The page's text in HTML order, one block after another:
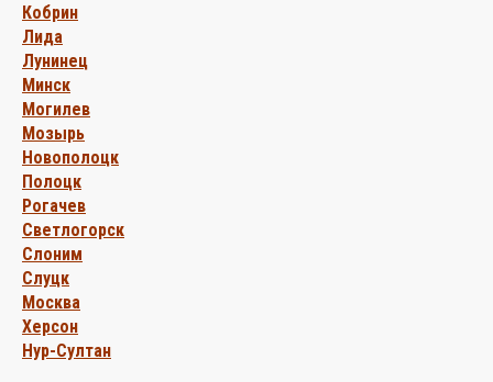
Кобрин
Лида
Лунинец
Минск
Могилев
Мозырь
Новополоцк
Полоцк
Рогачев
Светлогорск
Слоним
Слуцк
Москва
Херсон
Нур-Cултан